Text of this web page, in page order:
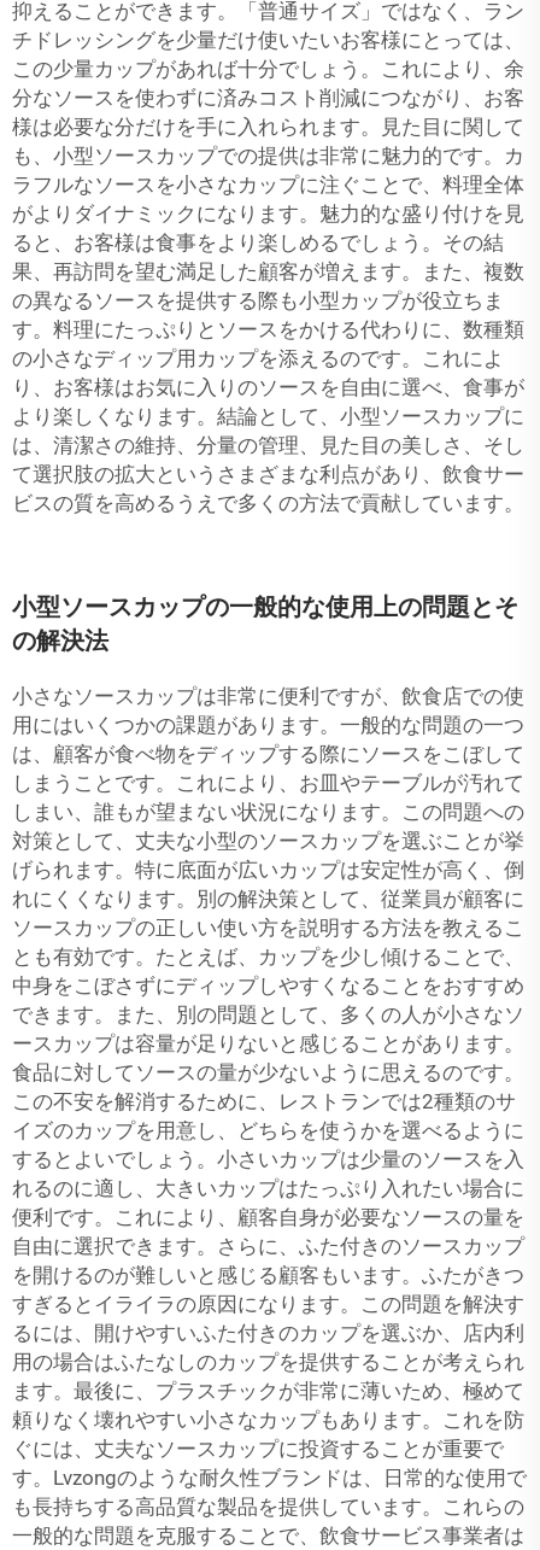
抑えることができます。「普通サイズ」ではなく、ラン
チドレッシングを少量だけ使いたいお客様にとっては、
この少量カップがあれば十分でしょう。これにより、余
分なソースを使わずに済みコスト削減につながり、お客
様は必要な分だけを手に入れられます。見た目に関して
も、小型ソースカップでの提供は非常に魅力的です。カ
ラフルなソースを小さなカップに注ぐことで、料理全体
がよりダイナミックになります。魅力的な盛り付けを見
ると、お客様は食事をより楽しめるでしょう。その結
果、再訪問を望む満足した顧客が増えます。また、複数
の異なるソースを提供する際も小型カップが役立ちま
す。料理にたっぷりとソースをかける代わりに、数種類
の小さなディップ用カップを添えるのです。これによ
り、お客様はお気に入りのソースを自由に選べ、食事が
より楽しくなります。結論として、小型ソースカップに
は、清潔さの維持、分量の管理、見た目の美しさ、そし
て選択肢の拡大というさまざまな利点があり、飲食サー
ビスの質を高めるうえで多くの方法で貢献しています。
小型ソースカップの一般的な使用上の問題とそ
の解決法
小さなソースカップは非常に便利ですが、飲食店での使
用にはいくつかの課題があります。一般的な問題の一つ
は、顧客が食べ物をディップする際にソースをこぼして
しまうことです。これにより、お皿やテーブルが汚れて
しまい、誰もが望まない状況になります。この問題への
対策として、丈夫な小型のソースカップを選ぶことが挙
げられます。特に底面が広いカップは安定性が高く、倒
れにくくなります。別の解決策として、従業員が顧客に
ソースカップの正しい使い方を説明する方法を教えるこ
とも有効です。たとえば、カップを少し傾けることで、
中身をこぼさずにディップしやすくなることをおすすめ
できます。また、別の問題として、多くの人が小さなソ
ースカップは容量が足りないと感じることがあります。
食品に対してソースの量が少ないように思えるのです。
この不安を解消するために、レストランでは2種類のサ
イズのカップを用意し、どちらを使うかを選べるように
するとよいでしょう。小さいカップは少量のソースを入
れるのに適し、大きいカップはたっぷり入れたい場合に
便利です。これにより、顧客自身が必要なソースの量を
自由に選択できます。さらに、ふた付きのソースカップ
を開けるのが難しいと感じる顧客もいます。ふたがきつ
すぎるとイライラの原因になります。この問題を解決す
るには、開けやすいふた付きのカップを選ぶか、店内利
用の場合はふたなしのカップを提供することが考えられ
ます。最後に、プラスチックが非常に薄いため、極めて
頼りなく壊れやすい小さなカップもあります。これを防
ぐには、丈夫なソースカップに投資することが重要で
す。Lvzongのような耐久性ブランドは、日常的な使用で
も長持ちする高品質な製品を提供しています。これらの
一般的な問題を克服することで、飲食サービス事業者は